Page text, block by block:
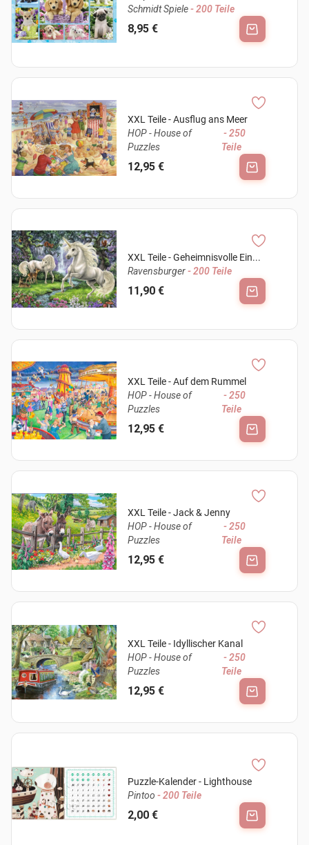
Schmidt Spiele- 200 Teile
8,95 €
XXL Teile - Ausflug ans Meer
HOP - House of
Puzzles
- 250
Teile
12,95 €
XXL Teile - Geheimnisvolle Ein...
Ravensburger- 200 Teile
11,90 €
XXL Teile - Auf dem Rummel
HOP - House of
Puzzles
- 250
Teile
12,95 €
XXL Teile - Jack & Jenny
HOP - House of
Puzzles
- 250
Teile
12,95 €
XXL Teile - Idyllischer Kanal
HOP - House of
Puzzles
- 250
Teile
12,95 €
Puzzle-Kalender - Lighthouse
Pintoo - 200 Teile
2,00 €